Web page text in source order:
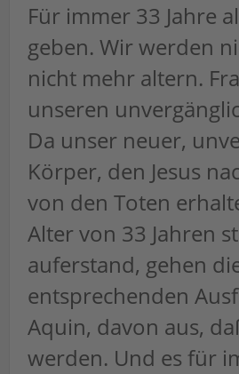
Für immer 33 Jahre
geben. Wir werden
nicht mehr altern.
unseren
Da unser neuer,
Körper, den Jesus
von den Toten
Alter von 33 Jahren
auferstand, gehen
entsprechenden
Aquin, davon aus,
werden. Und es für